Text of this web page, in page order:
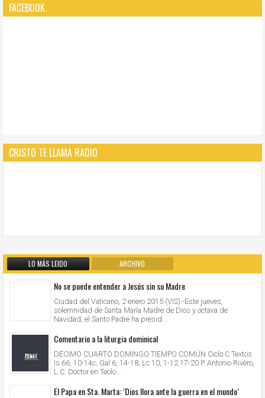
FACEBOOK
CRISTO TE LLAMA RADIO
LO MÁS LEIDO ARCHIVO
No se puede entender a Jesús sin su Madre
Ciudad del Vaticano, 2 enero 2015 (VIS).-Este jueves,
solemnidad de Santa María Madre de Dios y octava de
Navidad, el Santo Padre ha presid...
Comentario a la liturgia dominical
DÉCIMO CUARTO DOMINGO TIEMPO COMÚN Ciclo C Textos:
Is 66, 10-14c; Gal 6, 14-18; Lc 10, 1-12.17-20 P. Antonio Rivero,
L.C. Doctor en Teolo...
El Papa en Sta. Marta: ‘Dios llora ante la guerra en el mundo’